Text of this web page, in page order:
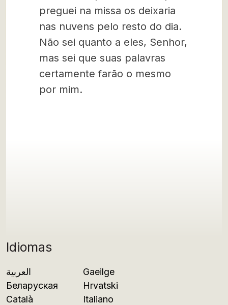
Idiomas
العربية
Беларуская
Català
Gaeilge
Hrvatski
Italiano
preguei na missa os deixaria
nas nuvens pelo resto do dia.
Não sei quanto a eles, Senhor,
mas sei que suas palavras
certamente farão o mesmo
por mim.